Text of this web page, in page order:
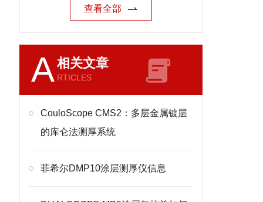
查看全部
A相关文章
RTICLES
CouloScope CMS2：多层金属镀层
的库仑法测厚系统
菲希尔DMP10涂层测厚仪信息